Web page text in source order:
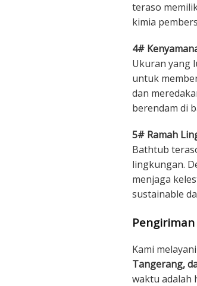
teraso
kimia
4#
Ukuran yang
untuk
dan
berendam di
5# Ramah
Bathtub
lingkungan.
menjaga
sustainable
Kami melayani
Tangerang,
waktu adalah